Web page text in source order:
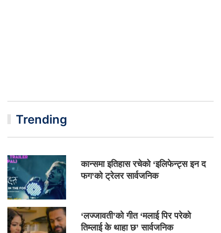
Trending
कान्समा इतिहास रचेको ‘इलिफेन्ट्स इन द
फग’को ट्रेलर सार्वजनिक
‘लज्जावती’को गीत ‘मलाई पिर परेको
तिम्लाई के थाहा छ’ सार्वजनिक